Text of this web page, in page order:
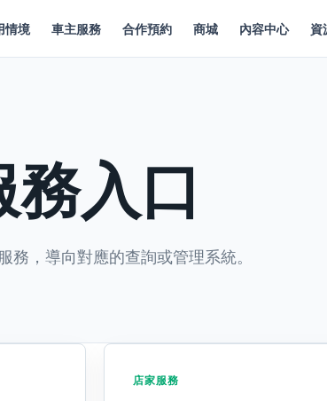
情境 車主服務 合作預約 商城 內容中心 資
入口
，導向對應的查詢或管理系統。
店家服務